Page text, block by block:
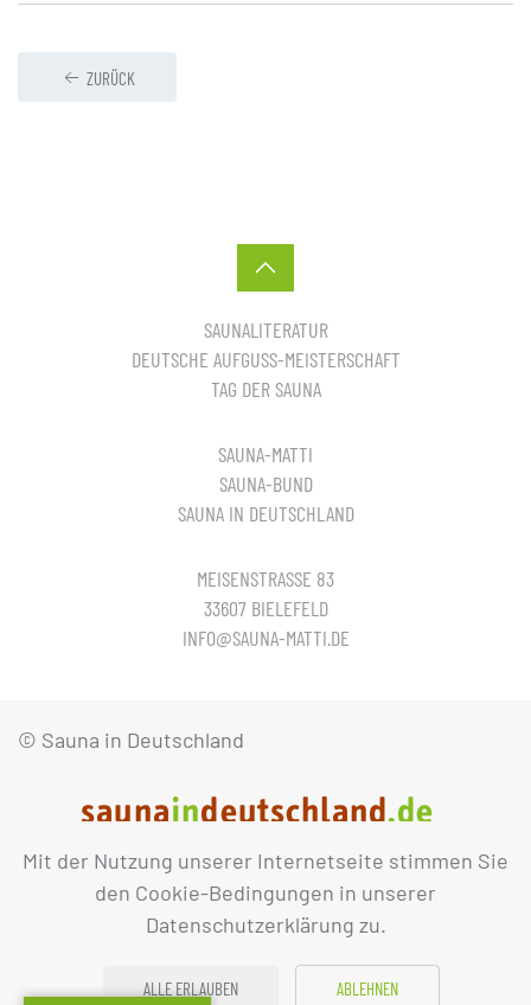
Mit der Nutzung unserer Internetseite stimmen Sie
den Cookie-Bedingungen in unserer
Datenschutzerklärung zu.
ALLE ERLAUBEN ABLEHNEN
ZURÜCK
SAUNALITERATUR
DEUTSCHE AUFGUSS-MEISTERSCHAFT
TAG DER SAUNA
SAUNA-MATTI
SAUNA-BUND
SAUNA IN DEUTSCHLAND
MEISENSTRASSE 83
33607 BIELEFELD
INFO@SAUNA-MATTI.DE
© Sauna in Deutschland
IMPRESSUM DATENSCHUTZ